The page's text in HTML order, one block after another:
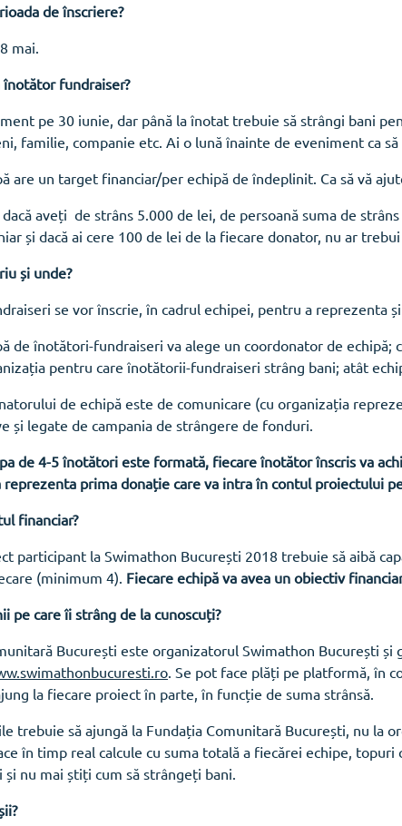
de înscriere?
mai.
înotător fundraiser?
pe 30 iunie, dar până la înotat trebuie să strângi bani
familie, companie etc. Ai o lună înainte de eveniment ca
are un target financiar/per echipă de îndeplinit. Ca să vă
aveți de strâns 5.000 de lei, de persoană suma de
și dacă ai cere 100 de lei de la fiecare donator, nu ar
și unde?
se vor înscrie, în cadrul echipei, pentru a reprezenta
de înotători-fundraiseri va alege un coordonator de
pentru care înotătorii-fundraiseri strâng bani; atât
de echipă este de comunicare (cu organizația
și legate de campania de strângere de fonduri.
de 4-5 înotători este formată, fiecare înotător înscris va
reprezenta prima donație care va intra în contul proiectului
financiar?
participant la Swimathon București 2018 trebuie să aibă
(minimum 4). Fiecare echipă va avea un obiectiv
pe care îi strâng de la cunoscuți?
București este organizatorul Swimathon București
. Se pot face plăți pe platformă, în
la fiecare proiect în parte, în funcție de suma strânsă.
trebuie să ajungă la Fundația Comunitară București, nu la
în timp real calcule cu suma totală a fiecărei echipe,
și nu mai știți cum să strângeți bani.